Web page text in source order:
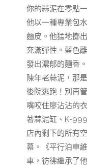
你的蒜泥在零點
他以一種專業包
麵皮。他猛地擲
充滿彈性。藍色
發出濃郁的麵香
陳年老蒜泥，那
後院逃跑！別再
嘴咬住廖沾沾的
著蒜泥缸、K-
店內剩下的所有
幕。《平行泊車
車，彷彿繼承了